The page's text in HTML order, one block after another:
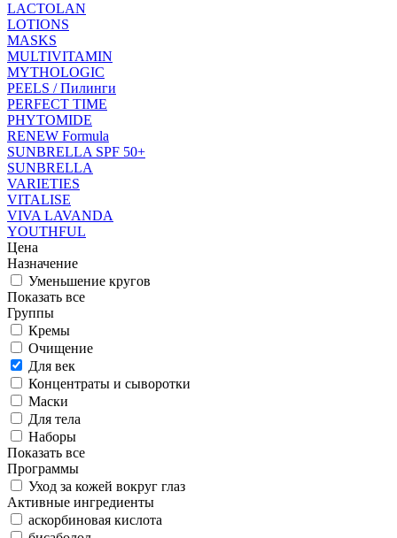
LACTOLAN
LOTIONS
MASKS
MULTIVITAMIN
MYTHOLOGIC
PEELS / Пилинги
PERFECT TIME
PHYTOMIDE
RENEW Formula
SUNBRELLA SPF 50+
SUNBRELLA
VARIETIES
VITALISE
VIVA LAVANDA
YOUTHFUL
Цена
Назначение
Уменьшение кругов
Показать все
Группы
Кремы
Очищение
Для век
Концентраты и сыворотки
Маски
Для тела
Наборы
Показать все
Программы
Уход за кожей вокруг глаз
Активные ингредиенты
аскорбиновая кислота